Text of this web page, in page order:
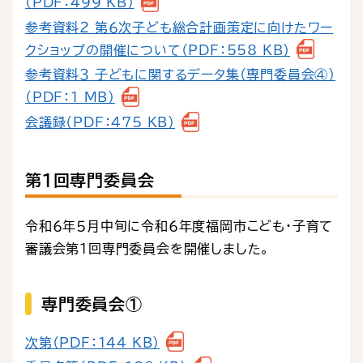
参考資料２ 第６次子ども総合計画策定に向けたワー
クショップの開催について（PDF：558 KB）
参考資料３ 子どもに関するデータ集（専門委員会④）
（PDF：1 MB）
会議録（PDF：475 KB）
第１回専門委員会
令和６年５月中旬に令和６年度福岡市こども・子育て
審議会第１回専門委員会を開催しました。
専門委員会①
次第（PDF：144 KB）